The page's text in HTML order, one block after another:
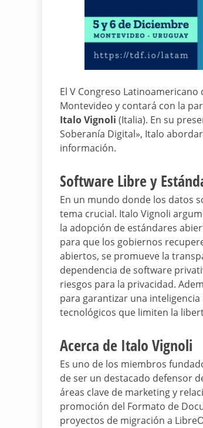
El V Congreso
Montevideo y contará con la
Italo Vignoli (Italia). En su
Soberanía Digital», Italo
información.
Software Libre y
En un mundo donde los datos
tema crucial. Italo Vignoli
la adopción de estándares
para que los gobiernos
abiertos, se promueve la
dependencia de software
riesgos para la privacidad.
para garantizar una
tecnológicos que limiten la
Acerca de Italo Vignoli
Es uno de los miembros
de ser un destacado defensor
áreas clave de marketing y
promoción del Formato de
proyectos de migración a